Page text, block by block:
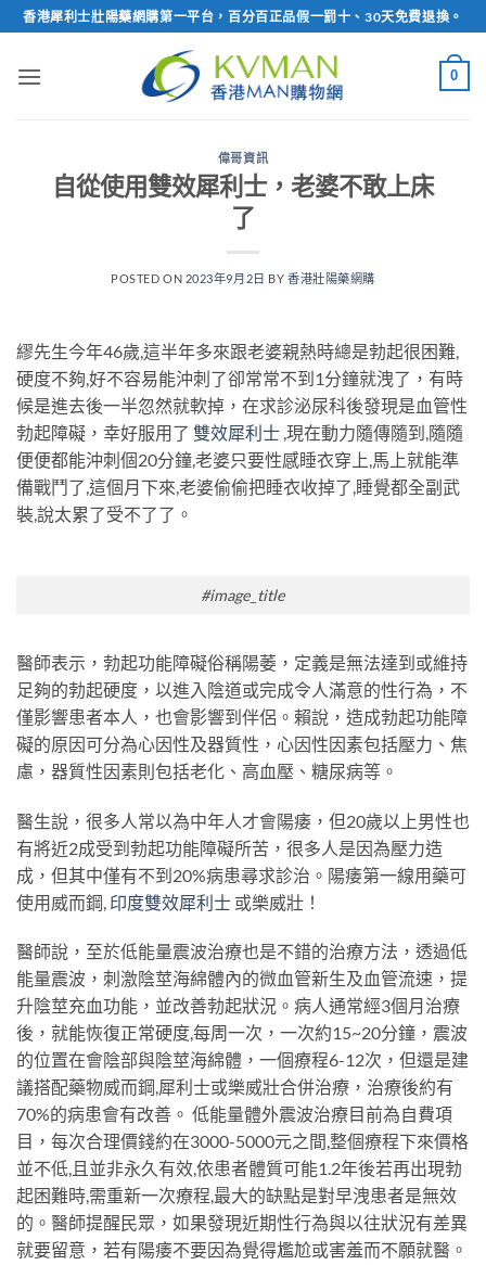
Skip
to
content
香港犀利士壯陽藥網購第一平台，百分百正品假一罰十、30天免費退換。
0
偉哥資訊
自從使用雙效犀利士，老婆不敢上床
了
POSTED ON 2023年9月2日 BY 香港壯陽藥網購
繆先生今年46歲,這半年多來跟老婆親熱時總是勃起很困難,
硬度不夠,好不容易能沖刺了卻常常不到1分鐘就洩了，有時
候是進去後一半忽然就軟掉，在求診泌尿科後發現是血管性
勃起障礙，幸好服用了 雙效犀利士 ,現在動力隨傳隨到,隨隨
便便都能沖刺個20分鐘,老婆只要性感睡衣穿上,馬上就能準
備戰鬥了,這個月下來,老婆偷偷把睡衣收掉了,睡覺都全副武
裝,說太累了受不了了。
#image_title
醫師表示，勃起功能障礙俗稱陽萎，定義是無法達到或維持
足夠的勃起硬度，以進入陰道或完成令人滿意的性行為，不
僅影響患者本人，也會影響到伴侶。賴說，造成勃起功能障
礙的原因可分為心因性及器質性，心因性因素包括壓力、焦
慮，器質性因素則包括老化、高血壓、糖尿病等。
醫生說，很多人常以為中年人才會陽痿，但20歲以上男性也
有將近2成受到勃起功能障礙所苦，很多人是因為壓力造
成，但其中僅有不到20%病患尋求診治。陽痿第一線用藥可
使用威而鋼, 印度雙效犀利士 或樂威壯！
醫師說，至於低能量震波治療也是不錯的治療方法，透過低
能量震波，刺激陰莖海綿體內的微血管新生及血管流速，提
升陰莖充血功能，並改善勃起狀況。病人通常經3個月治療
後，就能恢復正常硬度,每周一次，一次約15~20分鐘，震波
的位置在會陰部與陰莖海綿體，一個療程6-12次，但還是建
議搭配藥物威而鋼,犀利士或樂威壯合併治療，治療後約有
70%的病患會有改善。 低能量體外震波治療目前為自費項
目，每次合理價錢約在3000-5000元之間,整個療程下來價格
並不低,且並非永久有效,依患者體質可能1.2年後若再出現勃
起困難時,需重新一次療程,最大的缺點是對早洩患者是無效
的。醫師提醒民眾，如果發現近期性行為與以往狀況有差異
就要留意，若有陽痿不要因為覺得尷尬或害羞而不願就醫。